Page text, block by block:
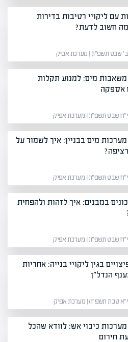
עם ליקויי רטיבות בדירות
חשוב לדעת?
מים: למנוע תקלות
אספקה
מים בבניין: איך לשמור על
במבנים: איך לזהות ולהפחית
בגין ליקויי בנייה: אחריות
הנדל״ן
כיבוי אש: לוודא שהכל
חירום